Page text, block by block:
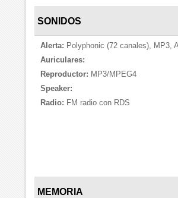
SONIDOS
Alerta: Polyphonic (72 canales), MP3,
Auriculares:
Reproductor: MP3/MPEG4
Speaker:
Radio: FM radio con RDS
MEMORIA